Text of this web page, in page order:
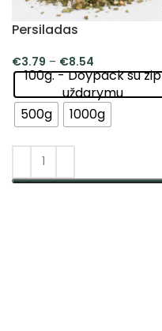
Persiladas
€3.79 – €8.54
100g. - Doypack su zip
uždarymu
500g
1000g